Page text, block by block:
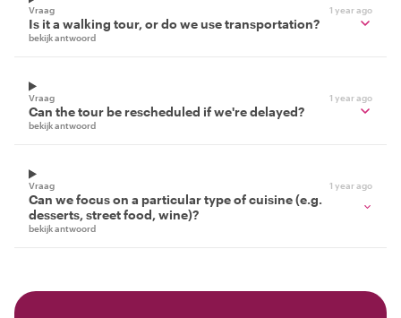
Vraag 1 year ago
Is it a walking tour, or do we use transportation?
bekijk antwoord
Vraag 1 year ago
Can the tour be rescheduled if we're delayed?
bekijk antwoord
Vraag 1 year ago
Can we focus on a particular type of cuisine (e.g.
desserts, street food, wine)?
bekijk antwoord